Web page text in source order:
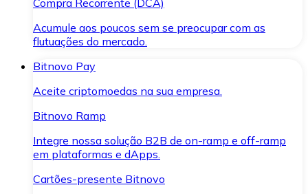
Compra Recorrente (DCA)
Acumule aos poucos sem se preocupar com as
flutuações do mercado.
Bitnovo Pay
Aceite criptomoedas na sua empresa.
Bitnovo Ramp
Integre nossa solução B2B de on-ramp e off-ramp
em plataformas e dApps.
Cartões-presente Bitnovo